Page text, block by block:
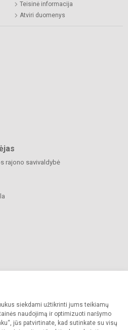
siekdami užtikrinti jums teikiamų
naudojimą ir optimizuoti naršymo
jūs patvirtinate, kad sutinkate su visų
Teisinė informacija
Atviri duomenys
rajono savivaldybė
mokykla. Visos teisės saugomos.
sutikimo griežtai draudžiama.
Slapukų valdymas